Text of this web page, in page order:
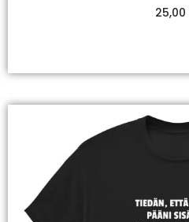
25,00